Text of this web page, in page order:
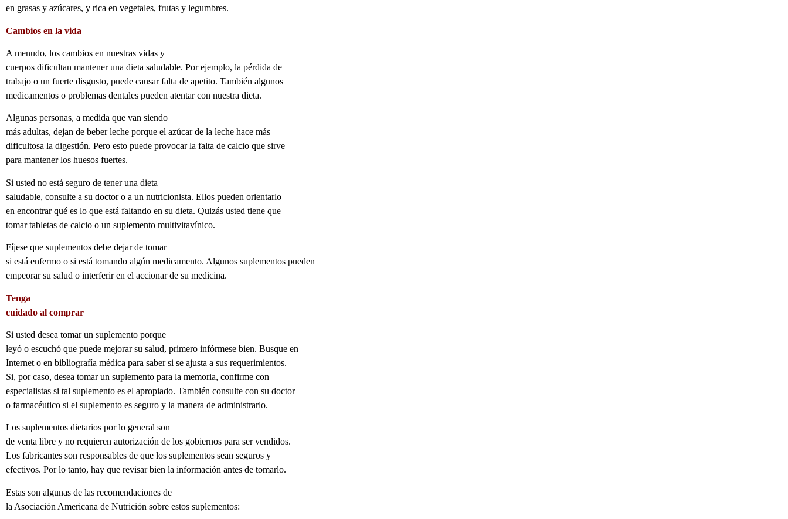
en grasas y azúcares, y rica en vegetales, frutas y legumbres.
Cambios en la vida
A menudo, los cambios en nuestras vidas y
cuerpos dificultan mantener una dieta saludable. Por ejemplo, la pérdida de
trabajo o un fuerte disgusto, puede causar falta de apetito. También algunos
medicamentos o problemas dentales pueden atentar con nuestra dieta.
Algunas personas, a medida que van siendo
más adultas, dejan de beber leche porque el azúcar de la leche hace más
dificultosa la digestión. Pero esto puede provocar la falta de calcio que sirve
para mantener los huesos fuertes.
Si usted no está seguro de tener una dieta
saludable, consulte a su doctor o a un nutricionista. Ellos pueden orientarlo
en encontrar qué es lo que está faltando en su dieta. Quizás usted tiene que
tomar tabletas de calcio o un suplemento multivitavínico.
Fíjese que suplementos debe dejar de tomar
si está enfermo o si está tomando algún medicamento. Algunos suplementos pueden
empeorar su salud o interferir en el accionar de su medicina.
Tenga
cuidado al comprar
Si usted desea tomar un suplemento porque
leyó o escuchó que puede mejorar su salud, primero infórmese bien. Busque en
Internet o en bibliografía médica para saber si se ajusta a sus requerimientos.
Si, por caso, desea tomar un suplemento para la memoria, confirme con
especialistas si tal suplemento es el apropiado. También consulte con su doctor
o farmacéutico si el suplemento es seguro y la manera de administrarlo.
Los suplementos dietarios por lo general son
de venta libre y no requieren autorización de los gobiernos para ser vendidos.
Los fabricantes son responsables de que los suplementos sean seguros y
efectivos. Por lo tanto, hay que revisar bien la información antes de tomarlo.
Estas son algunas de las recomendaciones de
la Asociación Americana de Nutrición sobre estos suplementos: